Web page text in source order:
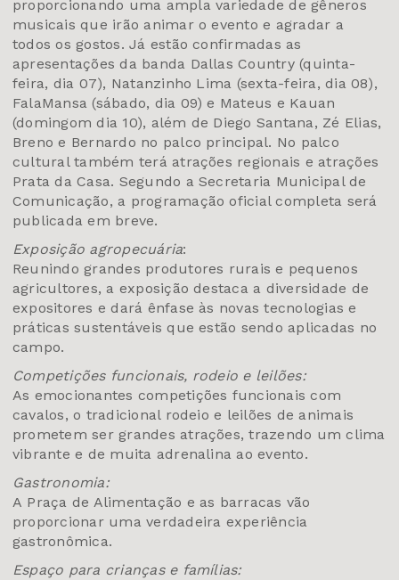
proporcionando uma ampla variedade de gêneros
musicais que irão animar o evento e agradar a
todos os gostos. Já estão confirmadas as
apresentações da banda Dallas Country (quinta-
feira, dia 07), Natanzinho Lima (sexta-feira, dia 08),
FalaMansa (sábado, dia 09) e Mateus e Kauan
(domingom dia 10), além de Diego Santana, Zé Elias,
Breno e Bernardo no palco principal. No palco
cultural também terá atrações regionais e atrações
Prata da Casa. Segundo a Secretaria Municipal de
Comunicação, a programação oficial completa será
publicada em breve.
Exposição agropecuária:
Reunindo grandes produtores rurais e pequenos
agricultores, a exposição destaca a diversidade de
expositores e dará ênfase às novas tecnologias e
práticas sustentáveis que estão sendo aplicadas no
campo.
Competições funcionais, rodeio e leilões:
As emocionantes competições funcionais com
cavalos, o tradicional rodeio e leilões de animais
prometem ser grandes atrações, trazendo um clima
vibrante e de muita adrenalina ao evento.
Gastronomia:
A Praça de Alimentação e as barracas vão
proporcionar uma verdadeira experiência
gastronômica.
Espaço para crianças e famílias: